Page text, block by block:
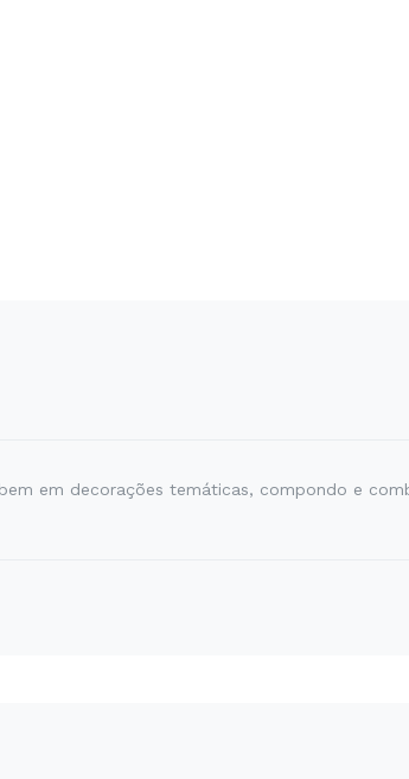
em decorações temáticas, compondo e